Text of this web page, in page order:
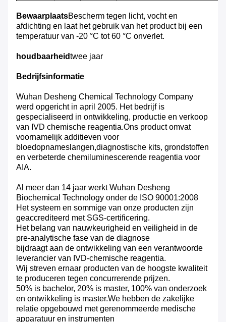
BewaarplaatsBescherm tegen licht, vocht en
afdichting en laat het gebruik van het product bij een
temperatuur van -20 °C tot 60 °C onverlet.
houdbaarheidtwee jaar
Bedrijfsinformatie
Wuhan Desheng Chemical Technology Company
werd opgericht in april 2005. Het bedrijf is
gespecialiseerd in ontwikkeling, productie en verkoop
van IVD chemische reagentia.Ons product omvat
voornamelijk additieven voor
bloedopnameslangen,diagnostische kits, grondstoffen
en verbeterde chemiluminescerende reagentia voor
AIA.
Al meer dan 14 jaar werkt Wuhan Desheng
Biochemical Technology onder de ISO 90001:2008
Het systeem en sommige van onze producten zijn
geaccrediteerd met SGS-certificering.
Het belang van nauwkeurigheid en veiligheid in de
pre-analytische fase van de diagnose
bijdraagt aan de ontwikkeling van een verantwoorde
leverancier van IVD-chemische reagentia.
Wij streven ernaar producten van de hoogste kwaliteit
te produceren tegen concurrerende prijzen.
50% is bachelor, 20% is master, 100% van onderzoek
en ontwikkeling is master.We hebben de zakelijke
relatie opgebouwd met gerenommeerde medische
apparatuur en instrumenten